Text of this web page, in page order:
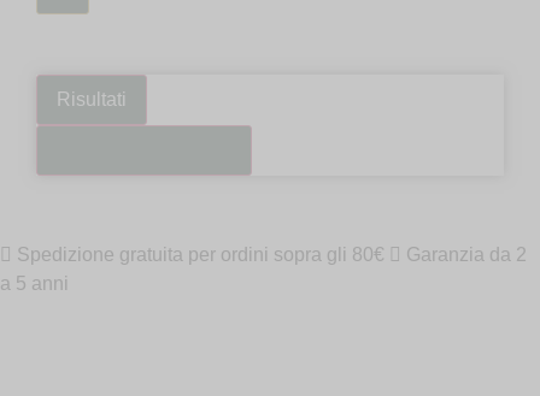
Risultati
Spedizione gratuita per ordini sopra gli 80€
Garanzia da 2
a 5 anni